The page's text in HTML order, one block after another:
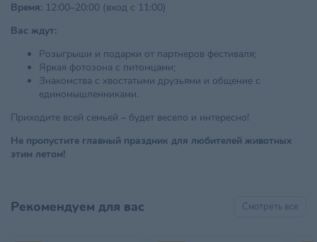
Время: 12:00–20:00 (вход с 11:00)
Вас ждут:
Розыгрыши и подарки от партнеров фестиваля;
Яркая фотозона с питомцами;
Знакомства с хвостатыми друзьями и общение с
единомышленниками.
Приходите всей семьей – будет весело и интересно!
Не пропустите главный праздник для любителей животных
этим летом!
Рекомендуем для вас Смотреть все